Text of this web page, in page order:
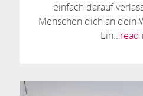
einfach darauf
Menschen dich an dein
Ein…read